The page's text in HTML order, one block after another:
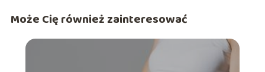
Może Cię również zainteresować